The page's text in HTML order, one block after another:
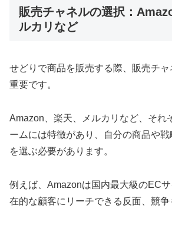
販売チャネルの選択：
ルカリなど
せどりで商品を販売する際、販売チ
重要です。
Amazon、楽天、メルカリなど、それ
ームには特徴があり、自分の商品や
を選ぶ必要があります。
例えば、Amazonは国内最大級のEC
在的な顧客にリーチできる反面、競争